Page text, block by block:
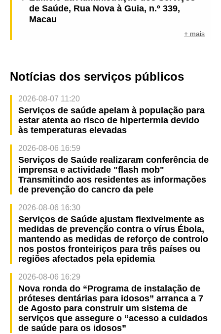
de Saúde, Rua Nova à Guia, n.º 339,
Macau
+ mais
Notícias dos serviços públicos
2026-08-07 11:20
Serviços de saúde apelam à população para
estar atenta ao risco de hipertermia devido
às temperaturas elevadas
2026-08-06 16:59
Serviços de Saúde realizaram conferência de
imprensa e actividade "flash mob"
Transmitindo aos residentes as informações
de prevenção do cancro da pele
2026-08-06 16:30
Serviços de Saúde ajustam flexivelmente as
medidas de prevenção contra o vírus Ébola,
mantendo as medidas de reforço de controlo
nos postos fronteiriços para três países ou
regiões afectados pela epidemia
2026-08-06 16:29
Nova ronda do “Programa de instalação de
próteses dentárias para idosos” arranca a 7
de Agosto para construir um sistema de
serviços que assegure o “acesso a cuidados
de saúde para os idosos”